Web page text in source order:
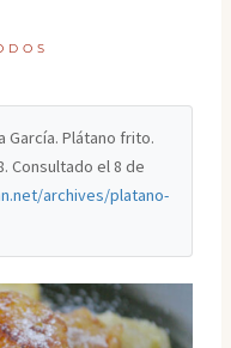
García. Plátano frito.
Consultado el 8 de
archives/platano-